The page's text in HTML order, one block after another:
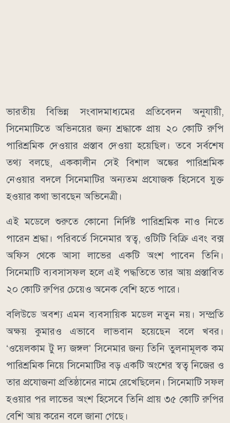
ভারতীয় বিভিন্ন সংবাদমাধ্যমের প্রতিবেদন অনুযায়ী,
সিনেমাটিতে অভিনয়ের জন্য শ্রদ্ধাকে প্রায় ২০ কোটি রুপি
পারিশ্রমিক দেওয়ার প্রস্তাব দেওয়া হয়েছিল। তবে সর্বশেষ
তথ্য বলছে, এককালীন সেই বিশাল অঙ্কের পারিশ্রমিক
নেওয়ার বদলে সিনেমাটির অন্যতম প্রযোজক হিসেবে যুক্ত
হওয়ার কথা ভাবছেন অভিনেত্রী।
এই মডেলে শুরুতে কোনো নির্দিষ্ট পারিশ্রমিক নাও নিতে
পারেন শ্রদ্ধা। পরিবর্তে সিনেমার স্বত্ব, ওটিটি বিক্রি এবং বক্স
অফিস থেকে আসা লাভের একটি অংশ পাবেন তিনি।
সিনেমাটি ব্যবসাসফল হলে এই পদ্ধতিতে তার আয় প্রস্তাবিত
২০ কোটি রুপির চেয়েও অনেক বেশি হতে পারে।
বলিউডে অবশ্য এমন ব্যবসায়িক মডেল নতুন নয়। সম্প্রতি
অক্ষয় কুমারও এভাবে লাভবান হয়েছেন বলে খবর।
‘ওয়েলকাম টু দ্য জঙ্গল’ সিনেমার জন্য তিনি তুলনামূলক কম
পারিশ্রমিক নিয়ে সিনেমাটির বড় একটি অংশের স্বত্ব নিজের ও
তার প্রযোজনা প্রতিষ্ঠানের নামে রেখেছিলেন। সিনেমাটি সফল
হওয়ার পর লাভের অংশ হিসেবে তিনি প্রায় ৩৫ কোটি রুপির
বেশি আয় করেন বলে জানা গেছে।